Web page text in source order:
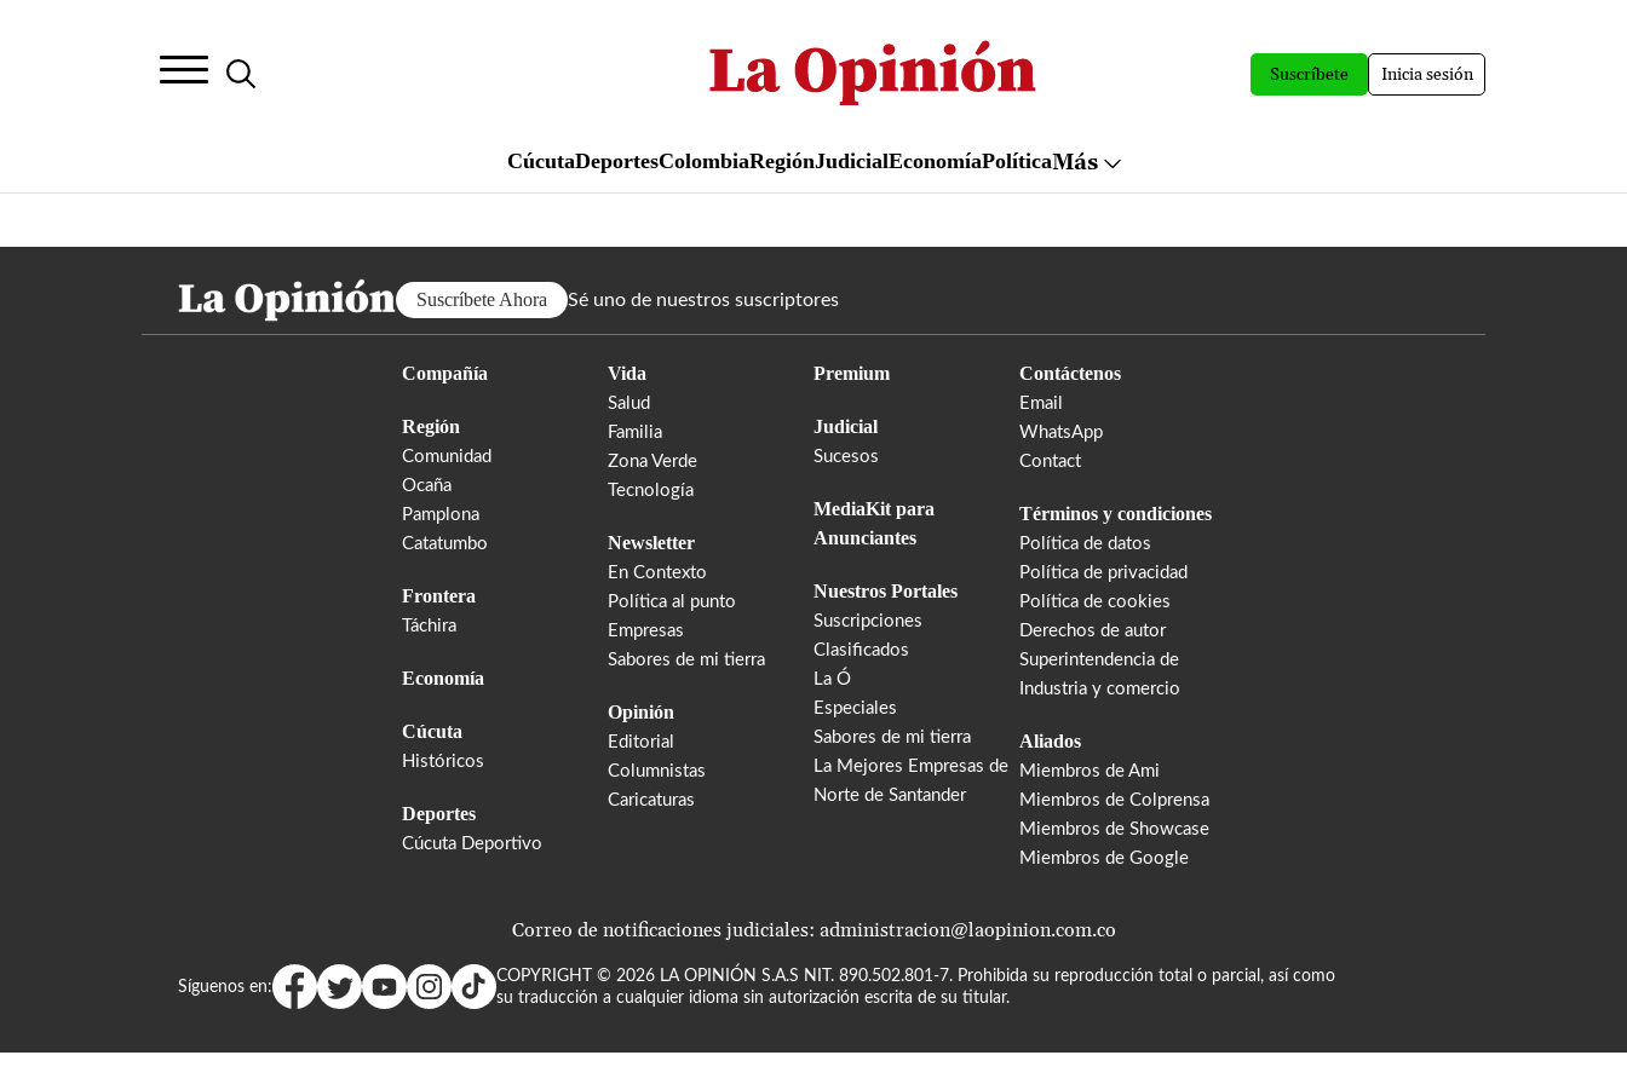
al
contenido
Suscríbete Inicia sesión
CúcutaDeportesColombiaRegiónJudicialEconomíaPolíticaMás
Suscríbete Ahora Sé uno de nuestros suscriptores
Compañía
Región
Comunidad
Ocaña
Pamplona
Catatumbo
Frontera
Táchira
Economía
Cúcuta
Históricos
Deportes
Cúcuta Deportivo
Vida
Salud
Familia
Zona Verde
Tecnología
Newsletter
En Contexto
Política al punto
Empresas
Sabores de mi tierra
Opinión
Editorial
Columnistas
Caricaturas
Premium
Judicial
Sucesos
MediaKit para
Anunciantes
Nuestros Portales
Suscripciones
Clasificados
La Ó
Especiales
Sabores de mi tierra
La Mejores Empresas de
Norte de Santander
Contáctenos
Email
WhatsApp
Contact
Términos y condiciones
Política de datos
Política de privacidad
Política de cookies
Derechos de autor
Superintendencia de
Industria y comercio
Aliados
Miembros de Ami
Miembros de Colprensa
Miembros de Showcase
Miembros de Google
Correo de notificaciones judiciales: administracion@laopinion.com.co
Síguenos en:
COPYRIGHT © 2026 LA OPINIÓN S.A.S NIT. 890.502.801-7. Prohibida su reproducción total o parcial, así como
su traducción a cualquier idioma sin autorización escrita de su titular.